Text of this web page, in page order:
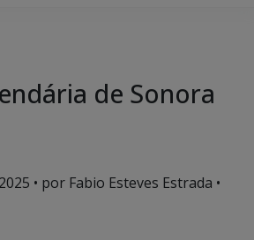
de Sonora
• por Fabio Esteves Estrada •